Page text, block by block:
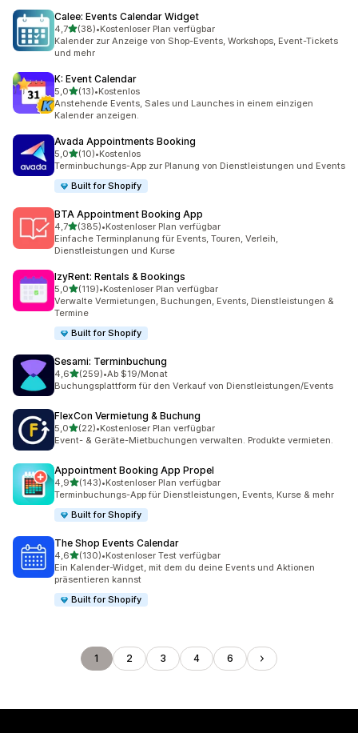
Calee: Events Calendar Widget
4,7von 5 Sternen
(38)
38 Rezensionen insgesamt
•Kostenloser Plan verfügbar
Kalender zur Anzeige von Shop-Events, Workshops, Event-Tickets
und mehr
K: Event Calendar
5,0von 5 Sternen
(13)
13 Rezensionen insgesamt
•Kostenlos
Anstehende Events, Sales und Launches in einem einzigen
Kalender anzeigen.
Avada Appointments Booking
5,0von 5 Sternen
(10)
10 Rezensionen insgesamt
•Kostenlos
Terminbuchungs-App zur Planung von Dienstleistungen und Events
Built for Shopify
BTA Appointment Booking App
4,7von 5 Sternen
(385)
385 Rezensionen insgesamt
•Kostenloser Plan verfügbar
Einfache Terminplanung für Events, Touren, Verleih,
Dienstleistungen und Kurse
IzyRent: Rentals & Bookings
5,0von 5 Sternen
(119)
119 Rezensionen insgesamt
•Kostenloser Plan verfügbar
Verwalte Vermietungen, Buchungen, Events, Dienstleistungen &
Termine
Built for Shopify
Sesami: Terminbuchung
4,6von 5 Sternen
(259)
259 Rezensionen insgesamt
•Ab $19/Monat
Buchungsplattform für den Verkauf von Dienstleistungen/Events
FlexCon Vermietung & Buchung
5,0von 5 Sternen
(22)
22 Rezensionen insgesamt
•Kostenloser Plan verfügbar
Event- & Geräte-Mietbuchungen verwalten. Produkte vermieten.
Appointment Booking App Propel
4,9von 5 Sternen
(143)
143 Rezensionen insgesamt
•Kostenloser Plan verfügbar
Terminbuchungs-App für Dienstleistungen, Events, Kurse & mehr
Built for Shopify
The Shop Events Calendar
4,6von 5 Sternen
(130)
130 Rezensionen insgesamt
•Kostenloser Test verfügbar
Ein Kalender-Widget, mit dem du deine Events und Aktionen
präsentieren kannst
Built for Shopify
1 2 3 4 6